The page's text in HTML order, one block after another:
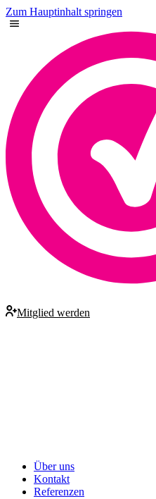
Zum Hauptinhalt springen
Mitglied werden
Über uns
Kontakt
Referenzen